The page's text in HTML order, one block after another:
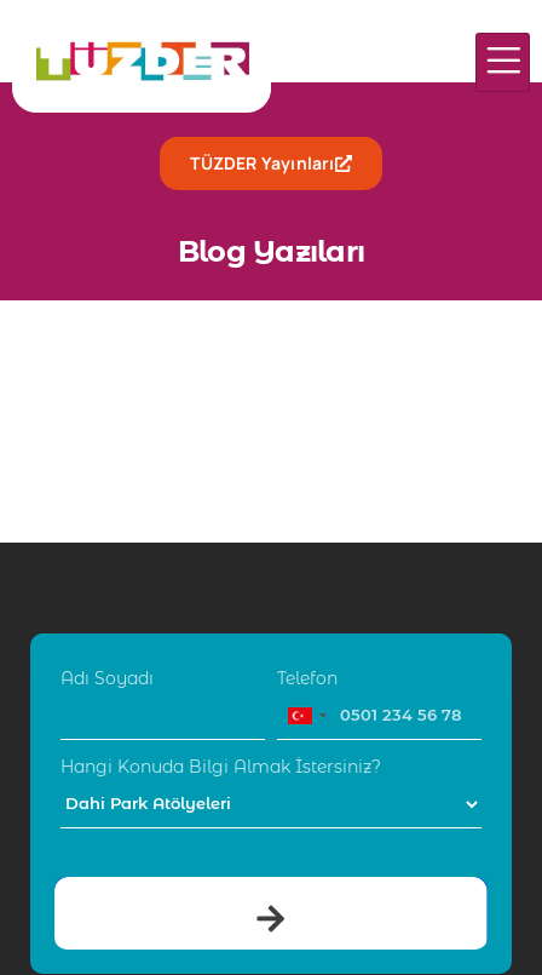
TÜZDER Yayınları
Blog Yazıları
Adı Soyadı Telefon
Hangi Konuda Bilgi Almak İstersiniz?